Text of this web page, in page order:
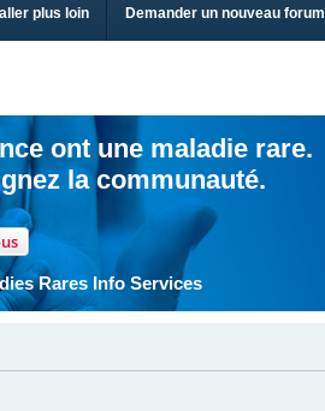
plus loin Demander un nouveau forum
ont une maladie rare.
la communauté.
Rares Info Services